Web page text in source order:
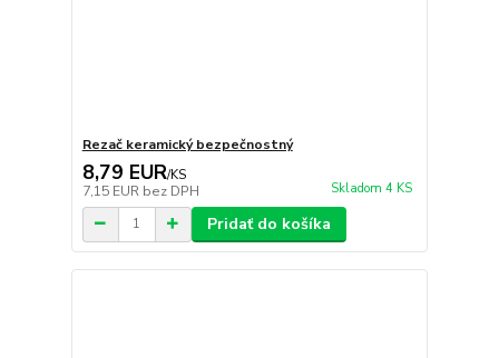
Rezač keramický bezpečnostný
8,79 EUR/KS
7,15 EUR bez DPH Skladom 4 KS
Pridať do košíka